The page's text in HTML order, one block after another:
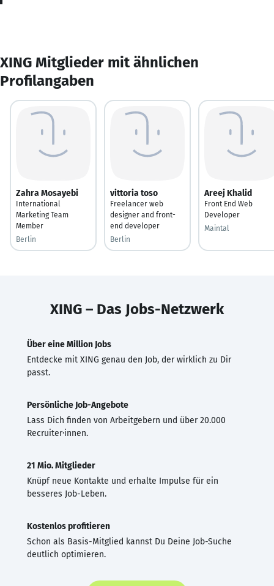
XING Mitglieder mit ähnlichen
Profilangaben
Zahra Mosayebi
International
Marketing Team
Member
Berlin
vittoria toso
Freelancer web
designer and front-
end developer
Berlin
Areej Khalid
Front End Web
Developer
Maintal
XING – Das Jobs-Netzwerk
Über eine Million Jobs
Entdecke mit XING genau den Job, der wirklich zu Dir
passt.
Persönliche Job-Angebote
Lass Dich finden von Arbeitgebern und über 20.000
Recruiter·innen.
21 Mio. Mitglieder
Knüpf neue Kontakte und erhalte Impulse für ein
besseres Job-Leben.
Kostenlos profitieren
Schon als Basis-Mitglied kannst Du Deine Job-Suche
deutlich optimieren.